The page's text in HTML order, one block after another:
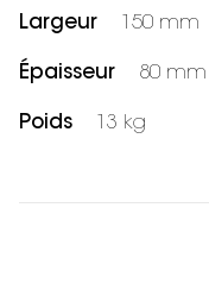
Largeur 150 mm
Épaisseur 80 mm
Poids 13 kg